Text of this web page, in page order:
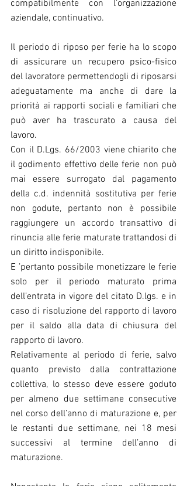
compatibilmente con l’organizzazione
aziendale, continuativo.
Il periodo di riposo per ferie ha lo scopo
di assicurare un recupero psico-fisico
del lavoratore permettendogli di riposarsi
adeguatamente ma anche di dare la
priorità ai rapporti sociali e familiari che
può aver ha trascurato a causa del
lavoro.
Con il D.Lgs. 66/2003 viene chiarito che
il godimento effettivo delle ferie non può
mai essere surrogato dal pagamento
della c.d. indennità sostitutiva per ferie
non godute, pertanto non è possibile
raggiungere un accordo transattivo di
rinuncia alle ferie maturate trattandosi di
un diritto indisponibile.
E ’pertanto possibile monetizzare le ferie
solo per il periodo maturato prima
dell’entrata in vigore del citato D.lgs. e in
caso di risoluzione del rapporto di lavoro
per il saldo alla data di chiusura del
rapporto di lavoro.
Relativamente al periodo di ferie, salvo
quanto previsto dalla contrattazione
collettiva, lo stesso deve essere goduto
per almeno due settimane consecutive
nel corso dell’anno di maturazione e, per
le restanti due settimane, nei 18 mesi
successivi al termine dell’anno di
maturazione.